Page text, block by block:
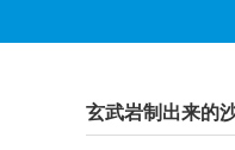
玄武岩制出来的